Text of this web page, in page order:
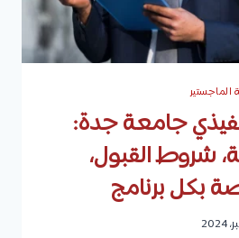
الماجستير
جامعة جدة:
شروط القبول،
بكل برنامج